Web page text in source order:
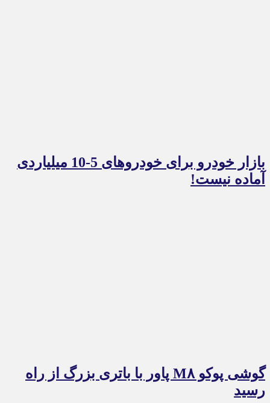
بازار خودرو برای خودروهای 5-10 میلیاردی
آماده نیست!
گوشی پوکو M۸ پاور با باتری بزرگ از راه
رسید